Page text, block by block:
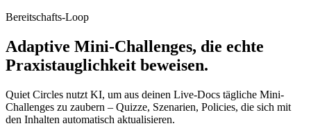
Bereitschafts-Loop
Adaptive Mini-Challenges, die echte
Praxistauglichkeit beweisen.
Quiet Circles nutzt KI, um aus deinen Live-Docs tägliche Mini-
Challenges zu zaubern – Quizze, Szenarien, Policies, die sich mit
den Inhalten automatisch aktualisieren.